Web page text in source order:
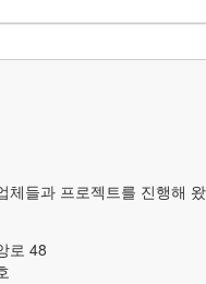
체들과 프로젝트를 진행해
로 48